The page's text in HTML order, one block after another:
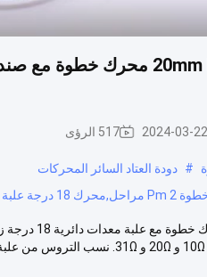
2024-03-22 517 الرؤى
# دودة العتاد السائر المحركات